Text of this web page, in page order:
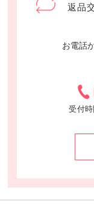
返品
お電話
受付時